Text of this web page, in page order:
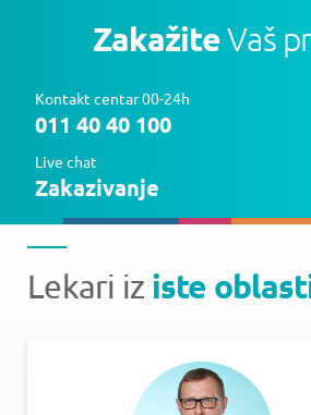
ZakažiteVaš
Kontakt centar 00-24h
011 40 40 100
Live chat
Zakazivanje
Lekari iz iste